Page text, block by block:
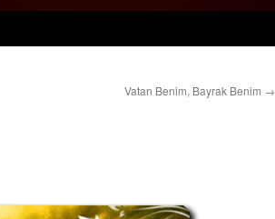
Vatan Benim, Bayrak Benim →